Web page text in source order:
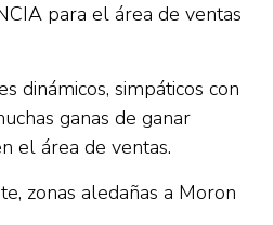
para el área de ventas
dinámicos, simpáticos con
ganas de ganar
el área de ventas.
zonas aledañas a Moron